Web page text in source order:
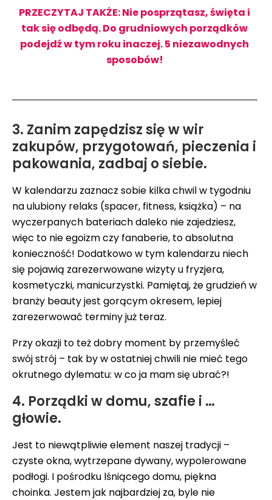
PRZECZYTAJ TAKŻE: Nie posprzątasz, święta i
tak się odbędą. Do grudniowych porządków
podejdź w tym roku inaczej. 5 niezawodnych
sposobów!
3. Zanim zapędzisz się w wir
zakupów, przygotowań, pieczenia i
pakowania, zadbaj o siebie.
W kalendarzu zaznacz sobie kilka chwil w tygodniu
na ulubiony relaks (spacer, fitness, książka) – na
wyczerpanych bateriach daleko nie zajedziesz,
więc to nie egoizm czy fanaberie, to absolutna
konieczność! Dodatkowo w tym kalendarzu niech
się pojawią zarezerwowane wizyty u fryzjera,
kosmetyczki, manicurzystki. Pamiętaj, że grudzień w
branży beauty jest gorącym okresem, lepiej
zarezerwować terminy już teraz.
Przy okazji to też dobry moment by przemyśleć
swój strój – tak by w ostatniej chwili nie mieć tego
okrutnego dylematu: w co ja mam się ubrać?!
4. Porządki w domu, szafie i …
głowie.
Jest to niewątpliwie element naszej tradycji –
czyste okna, wytrzepane dywany, wypolerowane
podłogi. I pośrodku lśniącego domu, piękna
choinka. Jestem jak najbardziej za, byle nie